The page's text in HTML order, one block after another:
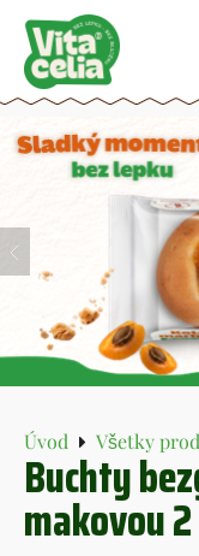
Úvod Všetky
Buchty
makovou